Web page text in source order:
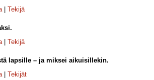
| Tekijä
| Tekijä
lapsille – ja miksei aikuisillekin.
| Tekijät